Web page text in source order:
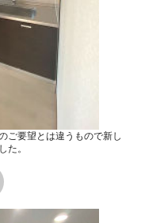
ご要望とは違うもので新し
た。